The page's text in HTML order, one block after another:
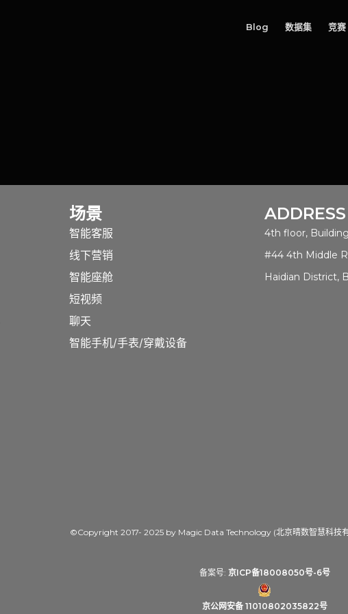
Blog 数据集 竞赛
场景
智能客服
线下营销
智能座舱
短视频
聊天
智能手机/手表/穿戴设备
ADDRESS
4th floor,
#44 4th Middle
Haidian District,
©Copyright 2017- 2025 by Magic Data Technology (北京晴数智慧科技
备案号: 京ICP备18008050号-6号
京公网安备 11010802035822号